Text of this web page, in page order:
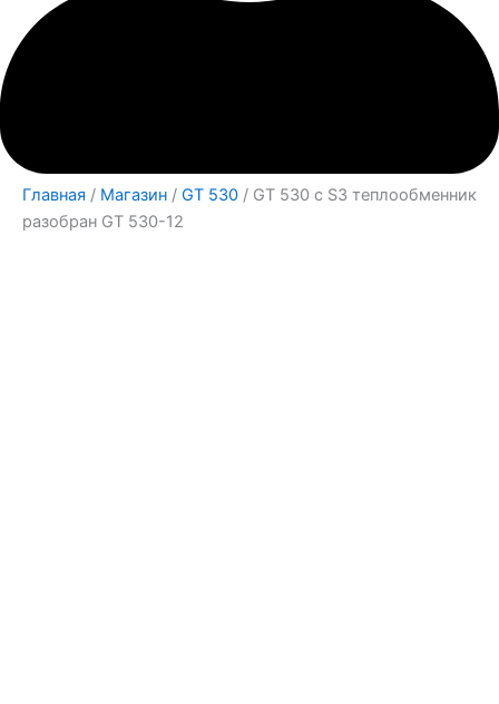
Главная / Магазин / GT 530 / GT 530 с S3 теплообменник
разобран GT 530-12